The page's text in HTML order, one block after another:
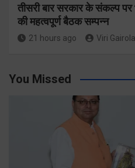
तीसरी बार सरकार के संकल्प पर
की महत्वपूर्ण बैठक सम्पन्न
21 hours ago Viri Gairola
You Missed